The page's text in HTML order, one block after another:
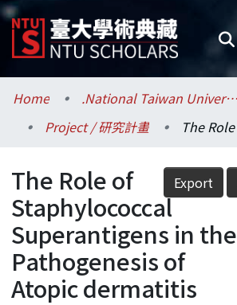
Communities & Collections
Research Outputs
Fundings & Projects
Researchers
Organizations
Statistics
Home
.National Taiwan University / 國立臺灣大學
Project / 研究計畫
Export
The Role of
Staphylococcal
Superantigens in the
Pathogenesis of
Atopic dermatitis